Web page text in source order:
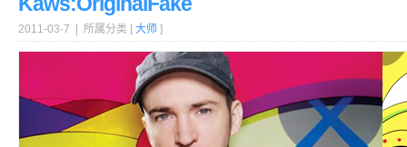
2011-03-7 | 所属分类 [ 大师 ]